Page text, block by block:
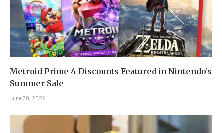
Metroid Prime 4 Discounts Featured in Nintendo’s
Summer Sale
June 30, 2026